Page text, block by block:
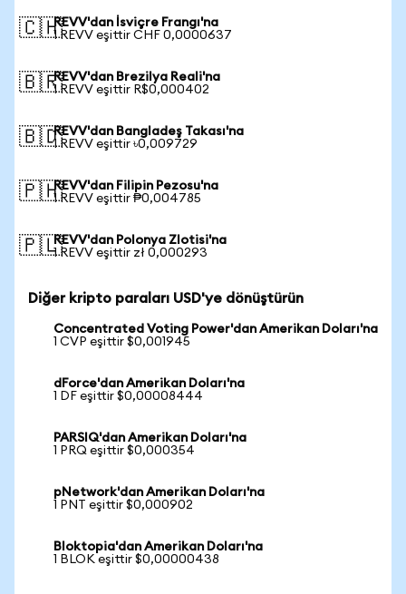
🇨🇭REVV'dan İsviçre Frangı'na
1 REVV eşittir CHF 0,0000637
🇧🇷REVV'dan Brezilya Reali'na
1 REVV eşittir R$0,000402
🇧🇩REVV'dan Bangladeş Takası'na
1 REVV eşittir ৳0,009729
🇵🇭REVV'dan Filipin Pezosu'na
1 REVV eşittir ₱0,004785
🇵🇱REVV'dan Polonya Zlotisi'na
1 REVV eşittir zł 0,000293
Diğer kripto paraları USD'ye dönüştürün
Concentrated Voting Power'dan Amerikan Doları'na
1 CVP eşittir $0,001945
dForce'dan Amerikan Doları'na
1 DF eşittir $0,00008444
PARSIQ'dan Amerikan Doları'na
1 PRQ eşittir $0,000354
pNetwork'dan Amerikan Doları'na
1 PNT eşittir $0,000902
Bloktopia'dan Amerikan Doları'na
1 BLOK eşittir $0,00000438